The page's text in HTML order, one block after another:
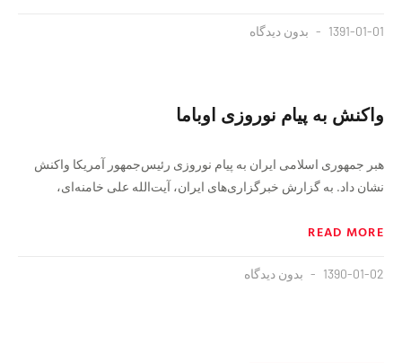
1391-01-01 بدون دیدگاه
واکنش به پیام نوروزی اوباما
هبر جمهوری اسلامی ايران به پيام نوروزی رئيس‌جمهور آمريکا واکنش
نشان داد. به گزارش خبرگزاری‌های ايران، آيت‌الله علی خامنه‌ای،
READ MORE
1390-01-02 بدون دیدگاه